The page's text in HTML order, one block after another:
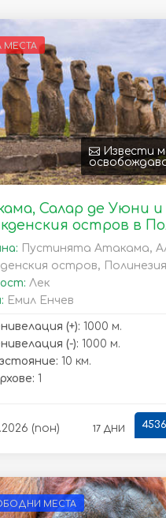
Извести
МЕСТА
Салар де Уюни и
остров в
Пустинята Атакама,
остров, Полинезия
Лек
Емил Енчев
(+): 1000 м.
(-): 1000 м.
10 км.
1
(пон) 17 дни
МЕСТА